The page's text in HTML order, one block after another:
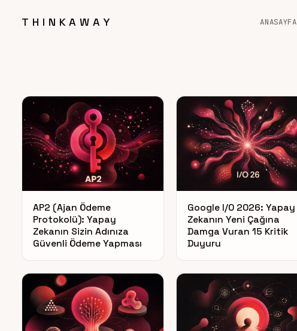
THINKAWAY ANASAYFA
AP2 (Ajan Ödeme
Protokolü): Yapay
Zekanın Sizin Adınıza
Güvenli Ödeme Yapması
Google I/O 2026: Yapay
Zekanın Yeni Çağına
Damga Vuran 15 Kritik
Duyuru